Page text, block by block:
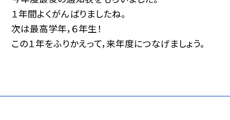
１年間よくがんばりましたね。
次は最高学年，６年生！
この１年をふりかえって，来年度につなげましょう。